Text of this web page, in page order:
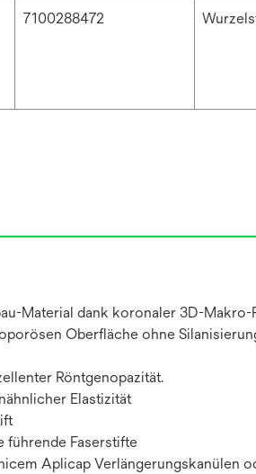
7100288472
Material dank koronaler 3D-Makro-
Oberfläche ohne
Röntgenopazität.
Elastizität
führende Faserstifte
Aplicap Verlängerungskanülen